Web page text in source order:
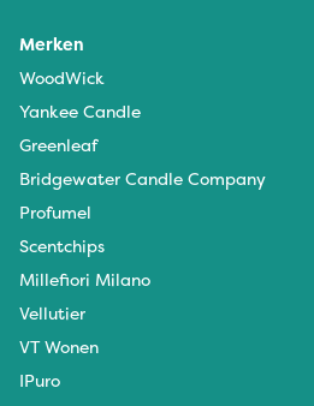
Merken
WoodWick
Yankee Candle
Greenleaf
Bridgewater Candle Company
Profumel
Scentchips
Millefiori Milano
Vellutier
VT Wonen
IPuro